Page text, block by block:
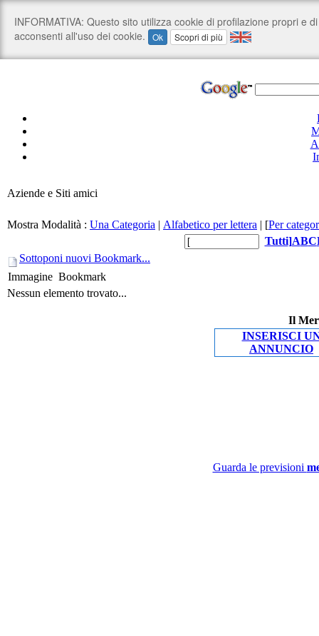
Aziende e Siti amici
Mostra Modalità : Una Categoria | Alfabetico per lettera | [Per
Tutti]ABC
Sottoponi nuovi Bookmark...
Immagine Bookmark
Nessun elemento trovato...
Il
INSERISCI
ANNUNCIO
Guarda le previsioni